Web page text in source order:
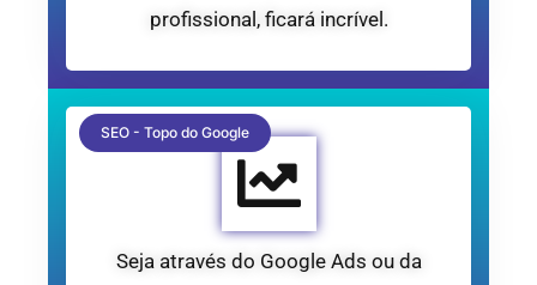
profissional, ficará incrível.
SEO - Topo do Google
Seja através do Google Ads ou da